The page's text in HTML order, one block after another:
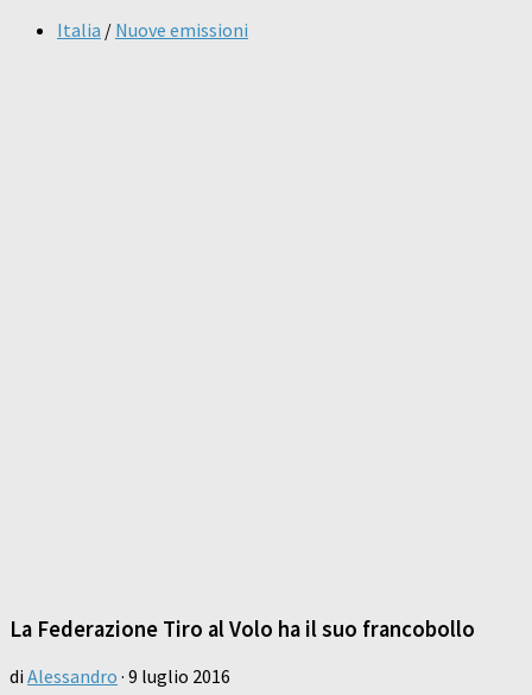
Italia / Nuove emissioni
La Federazione Tiro al Volo ha il suo francobollo
di Alessandro · 9 luglio 2016